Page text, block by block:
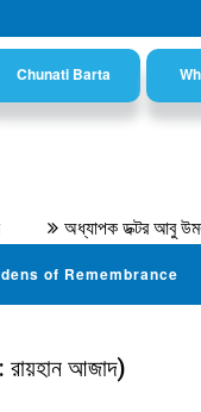
Chunati Barta
অধ্যাপক ডক্টর আবু উমর ফারূক
of Remembrance
রায়হান আজাদ)